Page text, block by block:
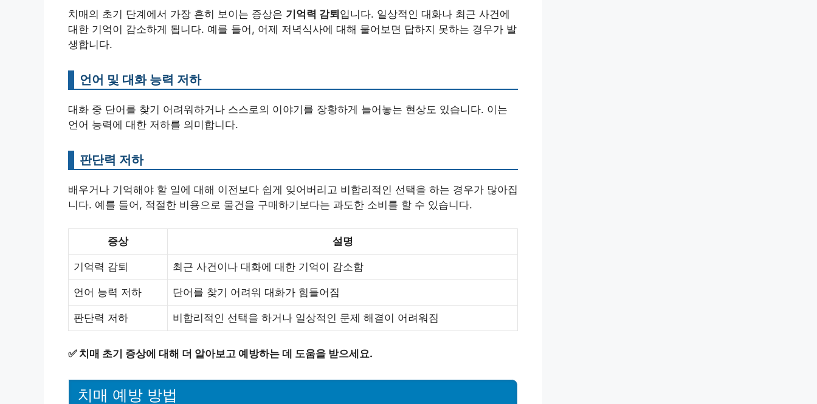
치매의 초기 단계에서 가장 흔히 보이는 증상은 기억력 감퇴 입니다. 일상적인 대화나 최근 사건에
대한 기억이 감소하게 됩니다. 예를 들어, 어제 저녁식사에 대해 물어보면 답하지 못하는 경우가 발
생합니다.
언어 및 대화 능력 저하
대화 중 단어를 찾기 어려워하거나 스스로의 이야기를 장황하게 늘어놓는 현상도 있습니다. 이는
언어 능력에 대한 저하를 의미합니다.
판단력 저하
배우거나 기억해야 할 일에 대해 이전보다 쉽게 잊어버리고 비합리적인 선택을 하는 경우가 많아집
니다. 예를 들어, 적절한 비용으로 물건을 구매하기보다는 과도한 소비를 할 수 있습니다.
증상 설명
기억력 감퇴 최근 사건이나 대화에 대한 기억이 감소함
언어 능력 저하 단어를 찾기 어려워 대화가 힘들어짐
판단력 저하 비합리적인 선택을 하거나 일상적인 문제 해결이 어려워짐
✅ 치매 초기 증상에 대해 더 알아보고 예방하는 데 도움을 받으세요.
치매 예방 방법